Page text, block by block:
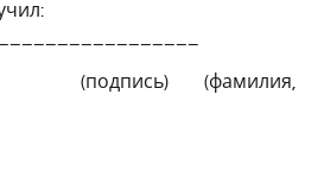
получил:
(фамилия,